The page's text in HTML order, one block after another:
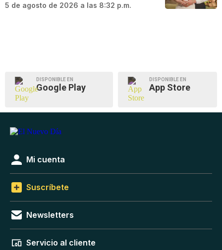
5 de agosto de 2026 a las 8:32 p.m.
DISPONIBLE EN
Google Play
DISPONIBLE EN
App Store
Mi cuenta
Suscríbete
Newsletters
Servicio al cliente